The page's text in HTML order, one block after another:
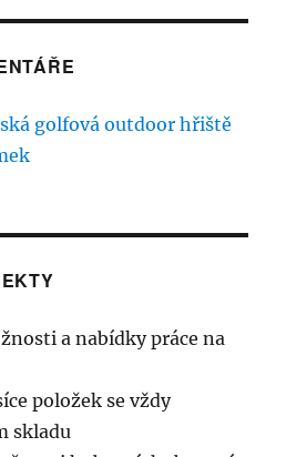
golfová outdoor hřiště
a nabídky práce na
položek se vždy
skladu